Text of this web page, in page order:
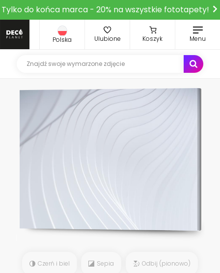
Tylko do końca marca - 20% na wszystkie fototapety!
Polska Ulubione Koszyk Menu
Czerń i biel Sepia Odbij (pionowo)